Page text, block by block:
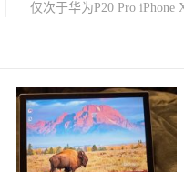
仅次于华为P20 Pro iPhone